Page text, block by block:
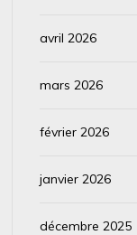
avril 2026
mars 2026
février 2026
janvier 2026
décembre 2025